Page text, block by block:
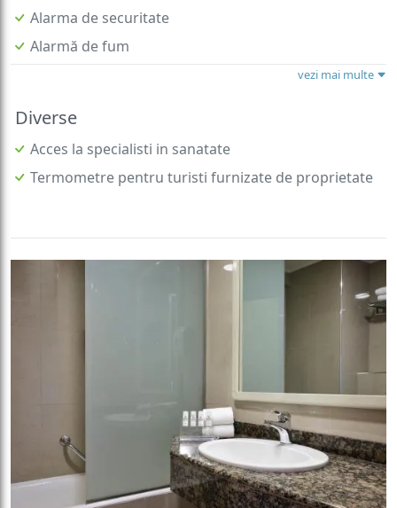
Alarma de securitate
Alarmă de fum
vezi mai multe
Diverse
Acces la specialisti in sanatate
Termometre pentru turisti furnizate de proprietate